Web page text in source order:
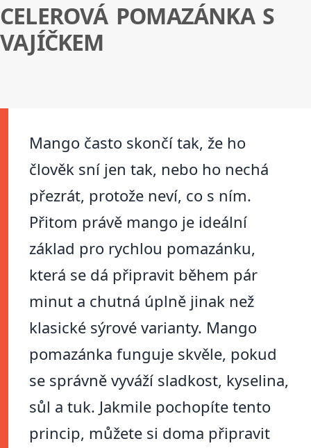
CELEROVÁ POMAZÁNKA S
VAJÍČKEM
Mango často skončí tak, že ho
člověk sní jen tak, nebo ho nechá
přezrát, protože neví, co s ním.
Přitom právě mango je ideální
základ pro rychlou pomazánku,
která se dá připravit během pár
minut a chutná úplně jinak než
klasické sýrové varianty. Mango
pomazánka funguje skvěle, pokud
se správně vyváží sladkost, kyselina,
sůl a tuk. Jakmile pochopíte tento
princip, můžete si doma připravit